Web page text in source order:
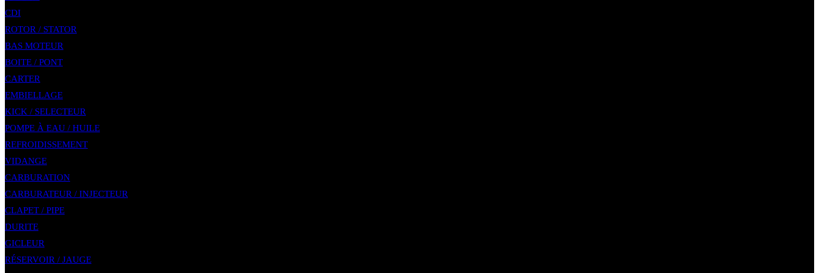
CDI
ROTOR / STATOR
BAS MOTEUR
BOITE / PONT
CARTER
EMBIELLAGE
KICK / SELECTEUR
POMPE À EAU / HUILE
REFROIDISSEMENT
VIDANGE
CARBURATION
CARBURATEUR / INJECTEUR
CLAPET / PIPE
DURITE
GICLEUR
RÉSERVOIR / JAUGE